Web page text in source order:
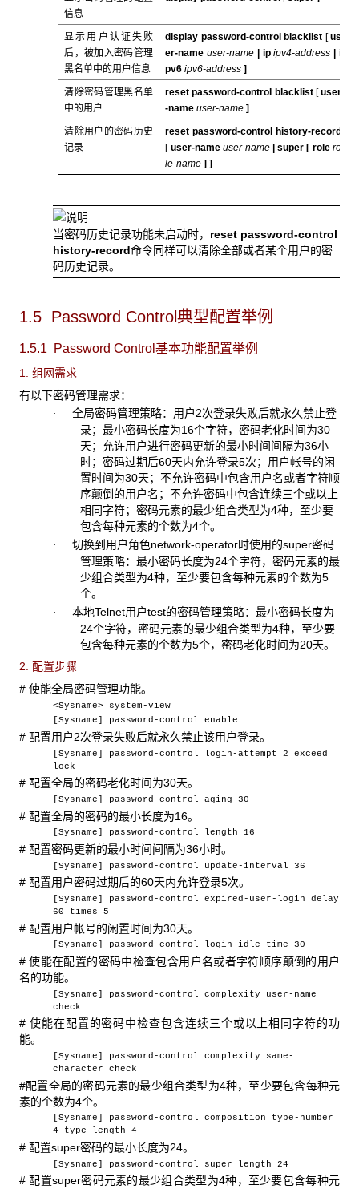
信息
显示用户认证失败
后，被加入密码管理
黑名单中的用户信息
display password-control blacklist [us
er-nameuser-name ipipv4-address
i
pv6ipv6-address]
清除密码管理黑名单
中的用户
reset password-control blacklist [user
-nameuser-name ]
清除用户的密码历史
记录
reset password-control history-record
[user-name user-name|super [ role ro
le-name ] ]
当密码历史记录功能未启动时， reset password-control
history-record命令同样可以清除全部或者某个用户的密
码历史记录。
1.5 Password Control典型配置举例
1.5.1 Password Control 基本功能配置举例
1. 组网需求
有以下密码管理需求：
· 全局密码管理策略：用户2次登录失败后就永久禁止登
录；最小密码长度为16个字符，密码老化时间为30
天；允许用户进行密码更新的最小时间间隔为36小
时；密码过期后60天内允许登录5次；用户帐号的闲
置时间为30天；不允许密码中包含用户名或者字符顺
序颠倒的用户名；不允许密码中包含连续三个或以上
相同字符；密码元素的最少组合类型为4种，至少要
包含每种元素的个数为4个。
· 切换到用户角色network-operator时使用的super密码
管理策略：最小密码长度为24个字符，密码元素的最
少组合类型为4种，至少要包含每种元素的个数为5
个。
· 本地Telnet用户test的密码管理策略：最小密码长度为
24个字符，密码元素的最少组合类型为4种，至少要
包含每种元素的个数为5个，密码老化时间为20天。
2. 配置步骤
# 使能全局密码管理功能。
<Sysname> system-view
[Sysname] password-control enable
# 配置用户2次登录失败后就永久禁止该用户登录。
[Sysname] password-control login-attempt 2 exceed
lock
# 配置全局的密码老化时间为30天。
[Sysname] password-control aging 30
# 配置全局的密码的最小长度为16。
[Sysname] password-control length 16
# 配置密码更新的最小时间间隔为36小时。
[Sysname] password-control update-interval 36
# 配置用户密码过期后的60天内允许登录5次。
[Sysname] password-control expired-user-login delay
60 times 5
# 配置用户帐号的闲置时间为30天。
[Sysname] password-control login idle-time 30
# 使能在配置的密码中检查包含用户名或者字符顺序颠倒的用户
名的功能。
[Sysname] password-control complexity user-name
check
# 使能在配置的密码中检查包含连续三个或以上相同字符的功
能。
[Sysname] password-control complexity same-
character check
#配置全局的密码元素的最少组合类型为4种，至少要包含每种元
素的个数为4个。
[Sysname] password-control composition type-number
4 type-length 4
# 配置super密码的最小长度为24。
[Sysname] password-control super length 24
# 配置super密码元素的最少组合类型为4种，至少要包含每种元